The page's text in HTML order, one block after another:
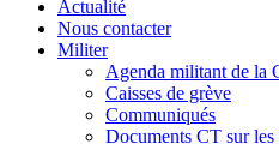
Actualité
Nous contacter
Militer
Agenda militant de la
Caisses de grève
Communiqués
Documents CT sur les